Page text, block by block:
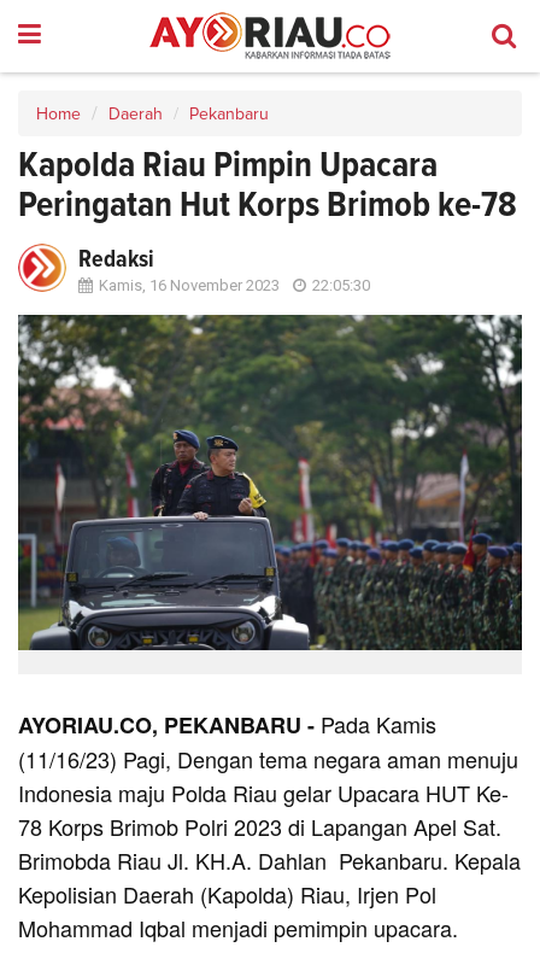
Home Daerah Pekanbaru
Kapolda Riau Pimpin Upacara
Peringatan Hut Korps Brimob ke-78
Redaksi
Kamis, 16 November 2023 22:05:30
AYORIAU.CO, PEKANBARU - Pada Kamis
(11/16/23) Pagi, Dengan tema negara aman menuju
Indonesia maju Polda Riau gelar Upacara HUT Ke-
78 Korps Brimob Polri 2023 di Lapangan Apel Sat.
Brimobda Riau Jl. KH.A. Dahlan Pekanbaru. Kepala
Kepolisian Daerah (Kapolda) Riau, Irjen Pol
Mohammad Iqbal menjadi pemimpin upacara.